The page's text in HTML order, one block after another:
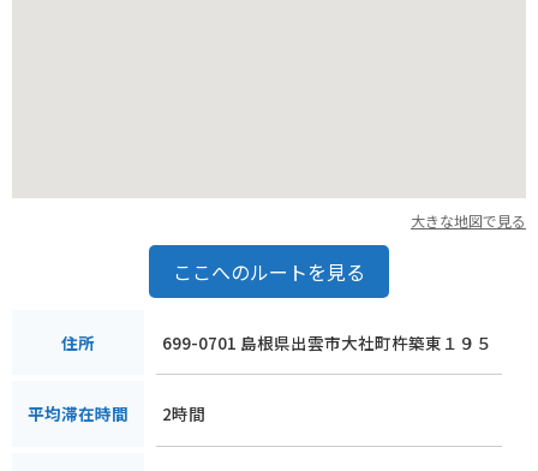
大きな地図で見る
ここへのルートを見る
住所 699-0701 島根県出雲市大社町杵築東１９５
平均滞在時間 2時間